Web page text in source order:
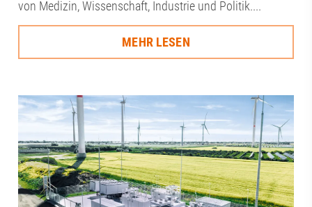
von Medizin, Wissenschaft, Industrie und Politik....
MEHR LESEN